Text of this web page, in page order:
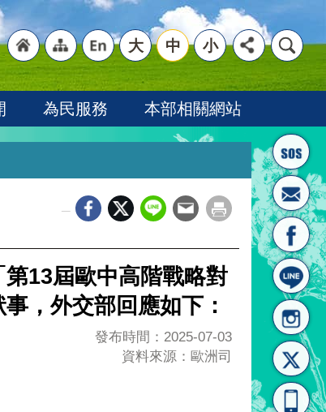
首頁
"網
站導
"英
文語
大 中 小
為民服務 本部相關網站
13屆歐中高階戰略對
，外交部回應如下：
發布時間：2025-07-03
資料來源：歐洲司